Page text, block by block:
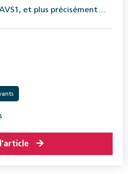
et plus précisément…